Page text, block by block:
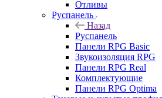
Отливы
Руспанель
Назад
Руспанель
Панели RPG Basic
Звукоизоляция RPG
Панели RPG Real
Комплектующие
Панели RPG Optima